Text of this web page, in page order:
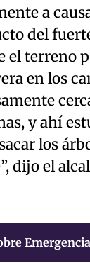
a
del
el terreno
en los
y ahí
los
dijo el